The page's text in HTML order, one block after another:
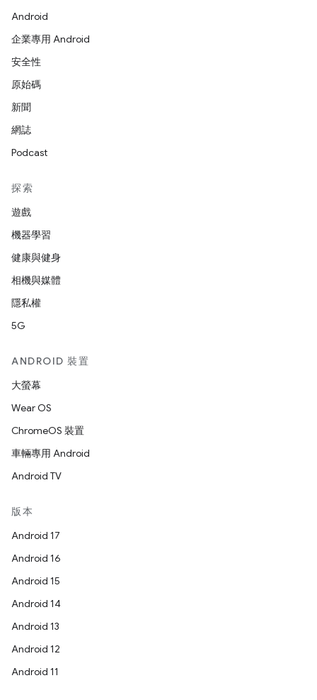
Android
企業專用 Android
安全性
原始碼
新聞
網誌
Podcast
探索
遊戲
機器學習
健康與健身
相機與媒體
隱私權
5G
ANDROID 裝置
大螢幕
Wear OS
ChromeOS 裝置
車輛專用 Android
Android TV
版本
Android 17
Android 16
Android 15
Android 14
Android 13
Android 12
Android 11